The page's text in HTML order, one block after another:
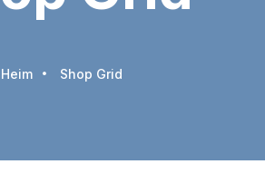
Heim Shop Grid